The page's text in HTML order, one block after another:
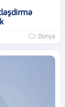
Dünya